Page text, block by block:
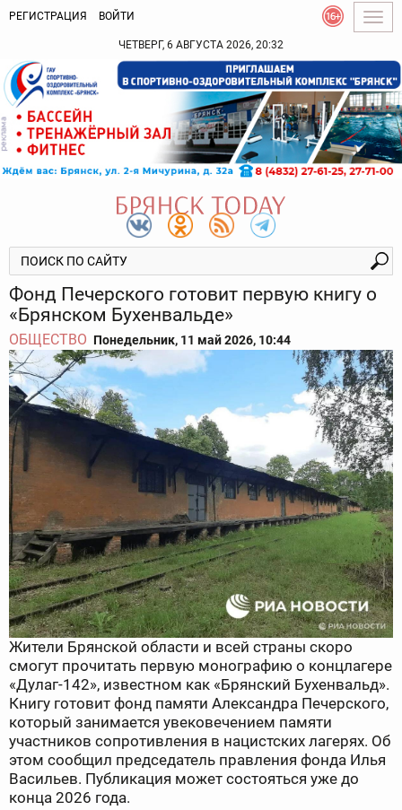
РЕГИСТРАЦИЯ ВОЙТИ
ЧЕТВЕРГ, 6 АВГУСТА 2026, 20:32
Фонд Печерского готовит первую книгу о
«Брянском Бухенвальде»
ОБЩЕСТВО Понедельник, 11 май 2026, 10:44
Жители Брянской области и всей страны скоро
смогут прочитать первую монографию о концлагере
«Дулаг-142», известном как «Брянский Бухенвальд».
Книгу готовит фонд памяти Александра Печерского,
который занимается увековечением памяти
участников сопротивления в нацистских лагерях. Об
этом сообщил председатель правления фонда Илья
Васильев. Публикация может состояться уже до
конца 2026 года.